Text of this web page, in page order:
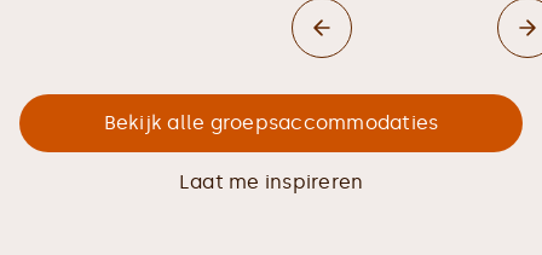
Bekijk alle groepsaccommodaties
Laat me inspireren